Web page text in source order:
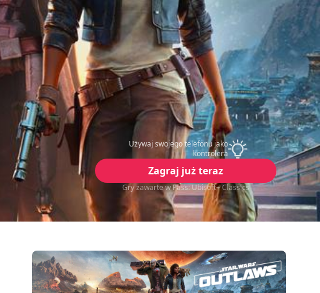
Używaj swojego telefonu jako
kontrolera
Zagraj już teraz
Gry zawarte w Pass: Ubisoft+ Classics